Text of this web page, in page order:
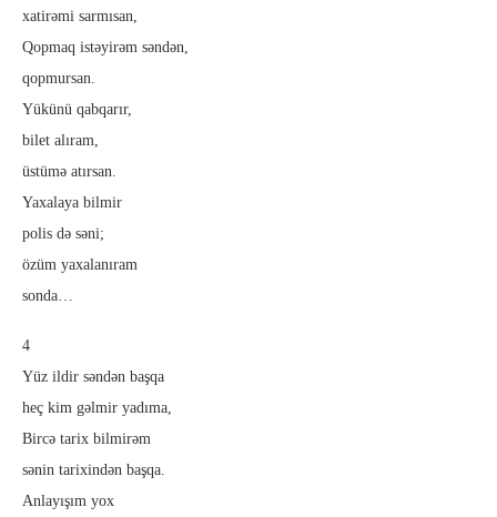
xatirəmi sarmısan,
Qopmaq istəyirəm səndən,
qopmursan.
Yükünü qabqarır,
bilet alıram,
üstümə atırsan.
Yaxalaya bilmir
polis də səni;
özüm yaxalanıram
sonda…
4
Yüz ildir səndən başqa
heç kim gəlmir yadıma,
Bircə tarix bilmirəm
sənin tarixindən başqa.
Anlayışım yox